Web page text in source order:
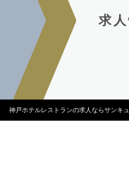
求
神戸ホテルレストランの求人ならサンキ